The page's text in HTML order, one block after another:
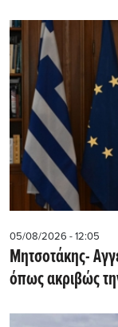
05/08/2026 - 12:05
Μητσοτάκης-
όπως ακριβώς